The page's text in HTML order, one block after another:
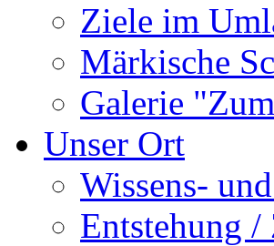
Ziele im
Märkische
Galerie
Unser Ort
Wissens-
Entstehung /